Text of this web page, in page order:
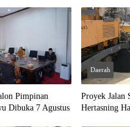
Pimpinan
Dibuka 7 Agustus
Daerah
Proyek Jalan
Hertasning